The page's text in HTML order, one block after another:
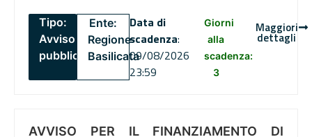
Tipo:
Avviso
pubblico
Ente:
Regione
Basilicata
Data di
scadenza:
09/08/2026
23:59
Giorni
alla
scadenza:
3
Maggiori
dettagli
AVVISO PER IL FINANZIAMENTO DI